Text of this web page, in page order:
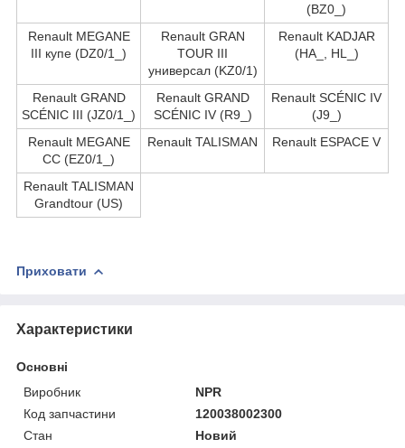
(BZ0_)
Renault MEGANE
III купе (DZ0/1_)
Renault GRAN
TOUR III
универсал (KZ0/1)
Renault KADJAR
(HA_, HL_)
Renault GRAND
SCÉNIC III (JZ0/1_)
Renault GRAND
SCÉNIC IV (R9_)
Renault SCÉNIC IV
(J9_)
Renault MEGANE
CC (EZ0/1_)
Renault TALISMAN Renault ESPACE V
Renault TALISMAN
Grandtour (US)
Приховати
Характеристики
Основні
Виробник
NPR
Код запчастини
120038002300
Стан
Новий